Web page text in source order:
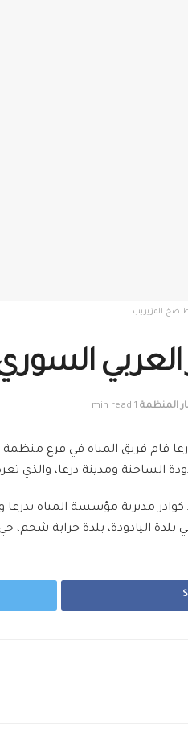
ضخ المزيريب
العربي
المنظمة 1 min read
الساخنة ومدينة درعا،
كوادر مديرية مؤسسة المياه